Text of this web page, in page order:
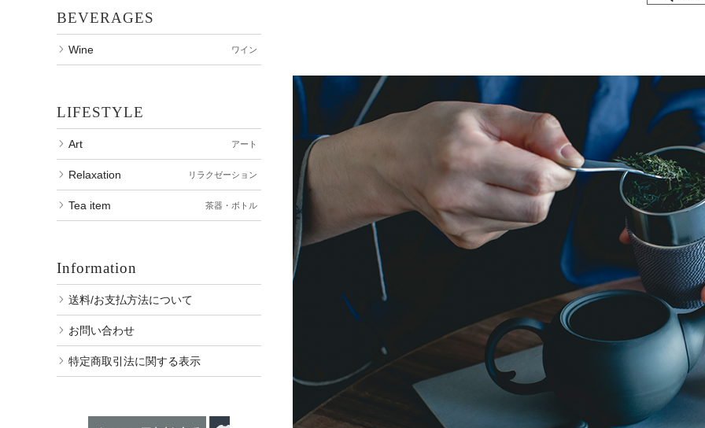
BEVERAGES
Wine ワイン
LIFESTYLE
Art アート
Relaxation リラクゼーション
Tea item 茶器・ボトル
Information
送料/お支払方法について
お問い合わせ
特定商取引法に関する表示